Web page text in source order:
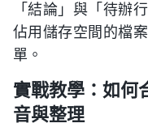
「結論」與「待辦
佔用儲存空間的檔
單。
實戰教學：如何
音與整理